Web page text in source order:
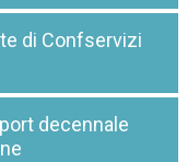
di Confservizi
decennale